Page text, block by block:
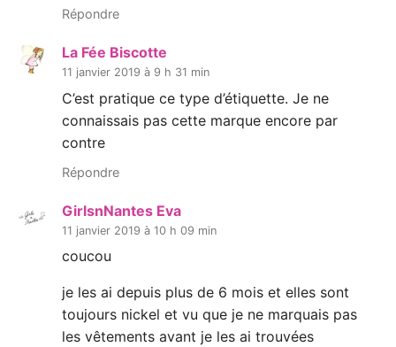
Répondre
La Fée Biscotte
11 janvier 2019 à 9 h 31 min
C’est pratique ce type d’étiquette. Je ne
connaissais pas cette marque encore par
contre
Répondre
GirlsnNantes Eva
11 janvier 2019 à 10 h 09 min
coucou
je les ai depuis plus de 6 mois et elles sont
toujours nickel et vu que je ne marquais pas
les vêtements avant je les ai trouvées